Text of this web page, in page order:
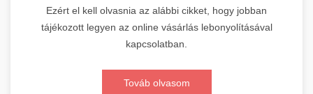
Ezért el kell olvasnia az alábbi cikket, hogy jobban
tájékozott legyen az online vásárlás lebonyolításával
kapcsolatban.
Továb olvasom